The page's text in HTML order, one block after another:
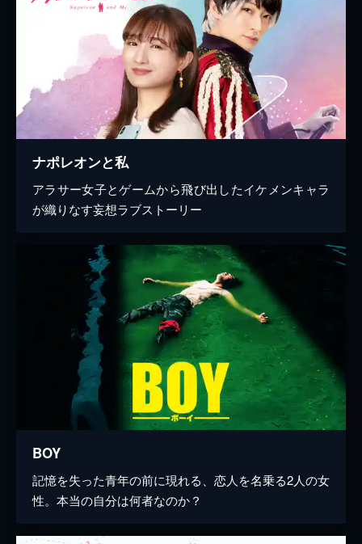
ナポレオンと私
アラサー女子とゲームから飛び出したイケメンキャラ
が織りなす妄想ラブストーリー
BOY
記憶を失った青年の前に現れる、恋人を名乗る2人の女
性。本当の自分は何者なのか？